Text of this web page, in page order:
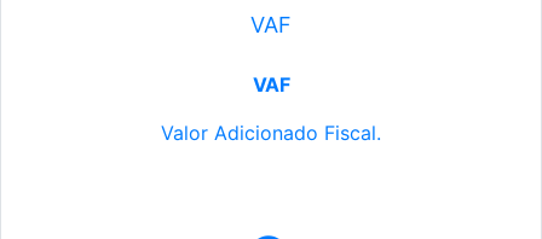
VAF
VAF
Valor Adicionado Fiscal.